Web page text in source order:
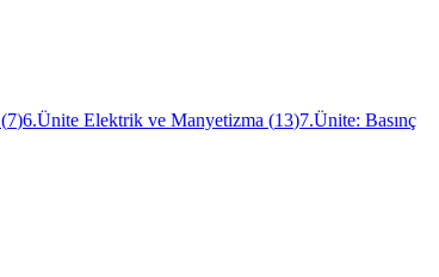
(7)6.Ünite Elektrik ve Manyetizma (13)7.Ünite: Basınç